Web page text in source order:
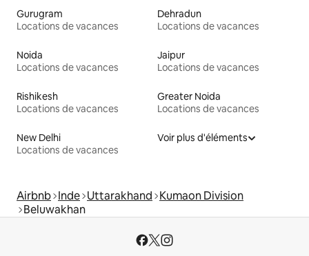
Gurugram
Locations de vacances
Dehradun
Locations de vacances
Noida
Locations de vacances
Jaipur
Locations de vacances
Rishikesh
Locations de vacances
Greater Noida
Locations de vacances
New Delhi
Locations de vacances
Voir plus d'éléments
Airbnb Inde Uttarakhand Kumaon Division
Beluwakhan